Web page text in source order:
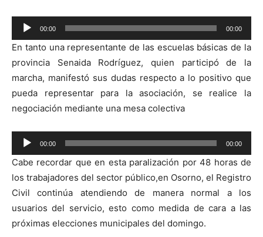
Reproductor
de
audio
00:00 00:00
En tanto una representante de las escuelas básicas de la
provincia Senaida Rodríguez, quien participó de la
marcha, manifestó sus dudas respecto a lo positivo que
pueda representar para la asociación, se realice la
negociación mediante una mesa colectiva
Reproductor
de
audio
00:00 00:00
Cabe recordar que en esta paralización por 48 horas de
los trabajadores del sector público,en Osorno, el Registro
Civil continúa atendiendo de manera normal a los
usuarios del servicio, esto como medida de cara a las
próximas elecciones municipales del domingo.